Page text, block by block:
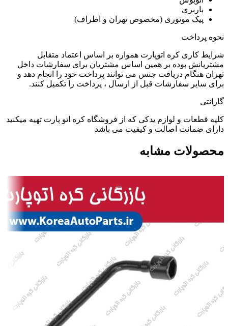
باربری
پیک موتوری (مخصوص تهران و اطراف)
نحوه پرداخت
شرایط کاری کره اتوپارت همواره بر اساس اعتماد متقابل
مشتریانش بوده بر همین اساس مشتریان برای سفارشات داخل
تهران هنگام دریافت جنس می توانند پرداخت خود را انجام دهد و
برای سایر سفارشات قبل از ارسال ، پرداخت را تکمیل کنند.
گارانتی
کلیه قطعات و لوازم یدکی که از فروشگاه کره اتو پارت تهیه میکنید
دارای ضمانت اصالت و کیفیت می باشد
محصولات مشابه